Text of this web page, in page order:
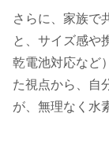
さらに、家族で
と、サイズ感や
乾電池対応など
た視点から、自
が、無理なく水